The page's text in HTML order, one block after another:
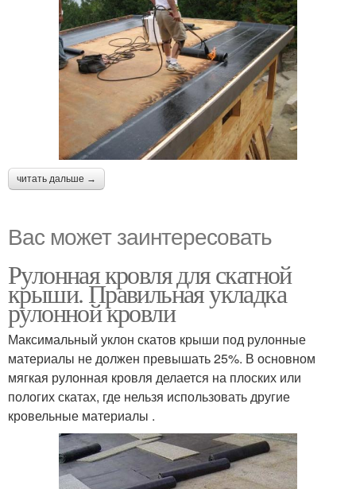
читать дальше →
Вас может заинтересовать
Рулонная кровля для скатной
крыши. Правильная укладка
рулонной кровли
Максимальный уклон скатов крыши под рулонные
материалы не должен превышать 25%. В основном
мягкая рулонная кровля делается на плоских или
пологих скатах, где нельзя использовать другие
кровельные материалы .